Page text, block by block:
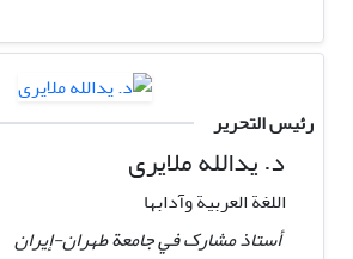
رئيس التحرير
د. یدالله ملایری
اللغة العربیة وآدابها
أستاذ مشارک في جامعة طهران-إيران